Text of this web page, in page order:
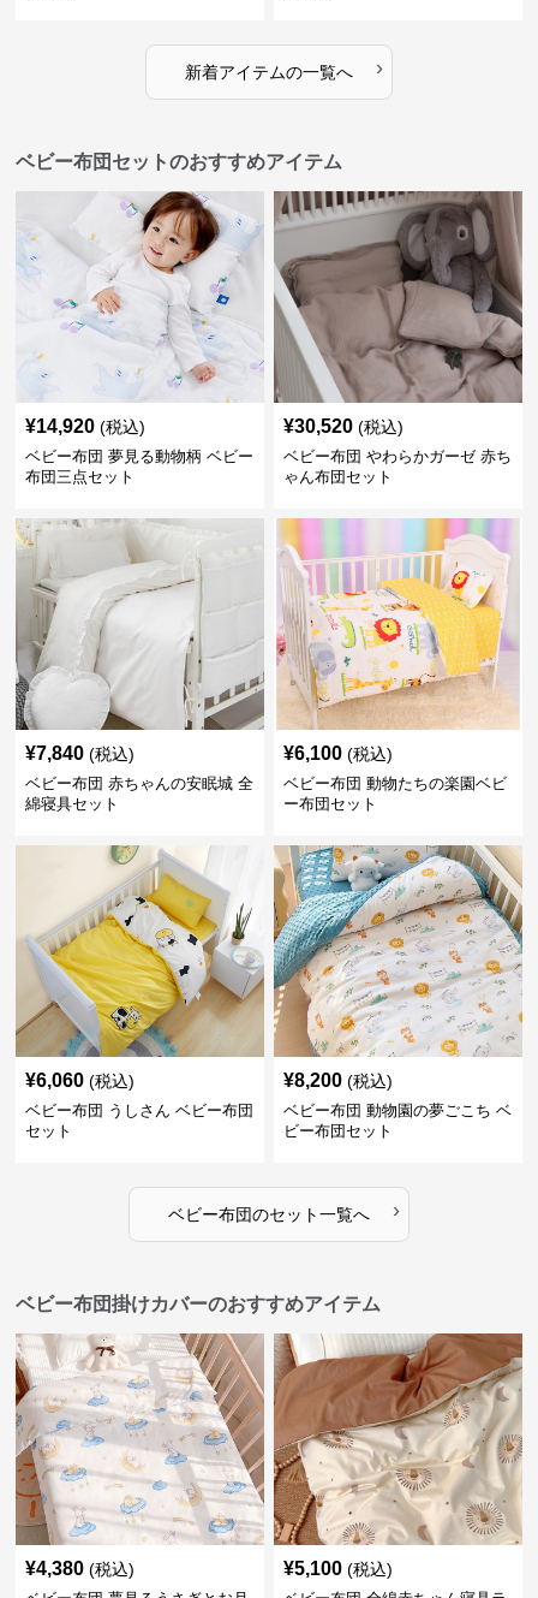
新着アイテムの一覧へ ›
ベビー布団セットのおすすめアイテム
¥14,920 (税込)
ベビー布団 夢見る動物柄 ベビー
布団三点セット
¥30,520 (税込)
ベビー布団 やわらかガーゼ 赤ち
ゃん布団セット
¥7,840 (税込)
ベビー布団 赤ちゃんの安眠城 全
綿寝具セット
¥6,100 (税込)
ベビー布団 動物たちの楽園ベビ
ー布団セット
¥6,060 (税込)
ベビー布団 うしさん ベビー布団
セット
¥8,200 (税込)
ベビー布団 動物園の夢ごこち ベ
ビー布団セット
ベビー布団のセット一覧へ ›
ベビー布団掛けカバーのおすすめアイテム
¥4,380 (税込) ¥5,100 (税込)